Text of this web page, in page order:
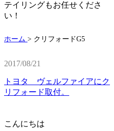
テイリングもお任せくださ
い！
ホーム > クリフォードG5
2017/08/21
トヨタ ヴェルファイアにク
リフォード取付。
こんにちは